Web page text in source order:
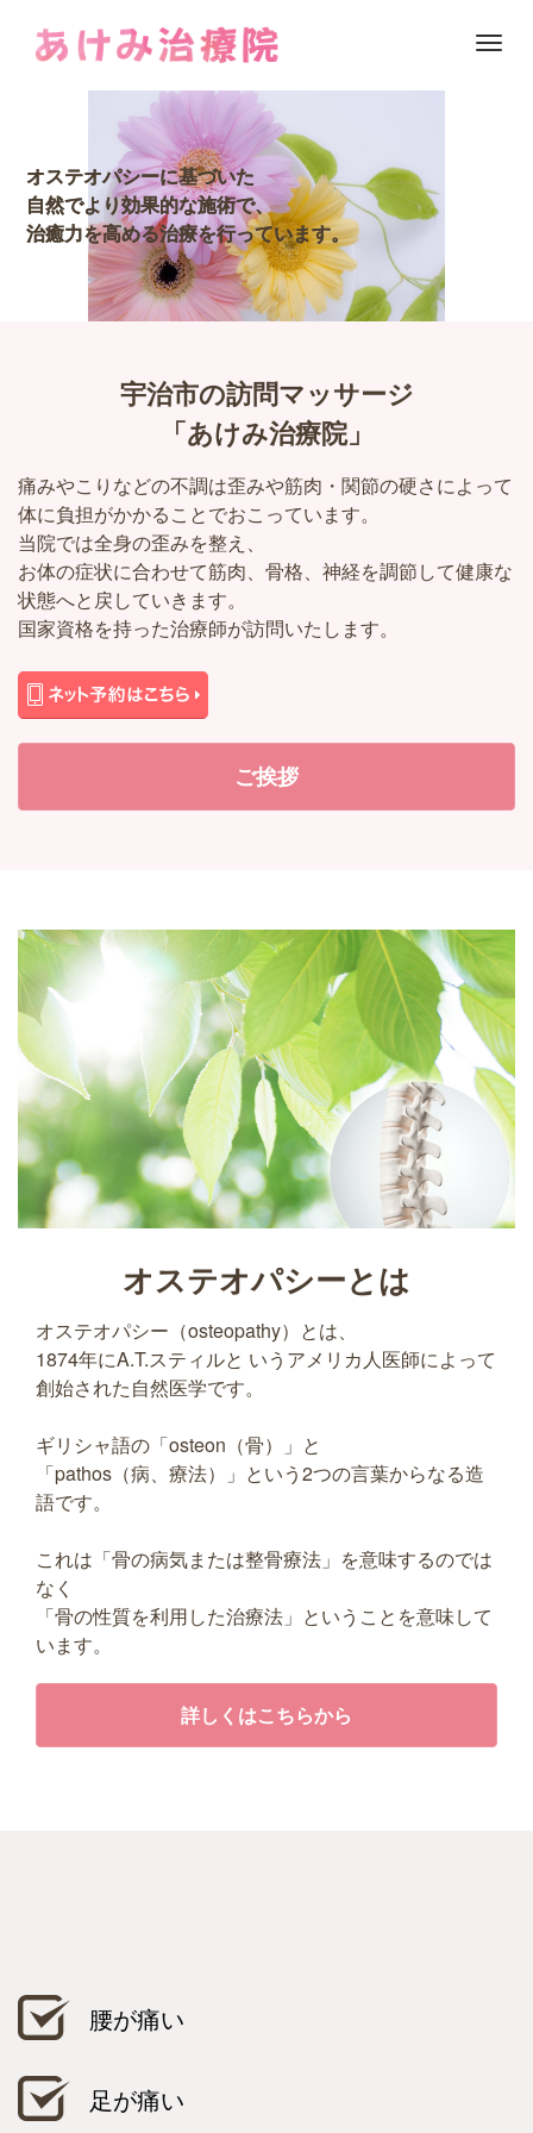
M
オステオパシーに基づいた
自然でより効果的な施術で、
治癒力を高める治療を行っています。
オステオパシーに基づいた
自然でより効果的な施術で、
治癒力を高める治療を行っています。
宇治市の訪問マッサージ
「あけみ治療院」
痛みやこりなどの不調は歪みや筋肉・関節の硬さによって
体に負担がかかることでおこっています。
当院では全身の歪みを整え、
お体の症状に合わせて筋肉、骨格、神経を調節して健康な
状態へと戻していきます。
国家資格を持った治療師が訪問いたします。
ご挨拶
オステオパシーとは
オステオパシー（osteopathy）とは、
1874年にA.T.スティルと いうアメリカ人医師によって
創始された自然医学です。
ギリシャ語の「osteon（骨）」と
「pathos（病、療法）」という2つの言葉からなる造
語です。
これは「骨の病気または整骨療法」を意味するのでは
なく
「骨の性質を利用した治療法」ということを意味して
います。
詳しくはこちらから
腰が痛い
足が痛い